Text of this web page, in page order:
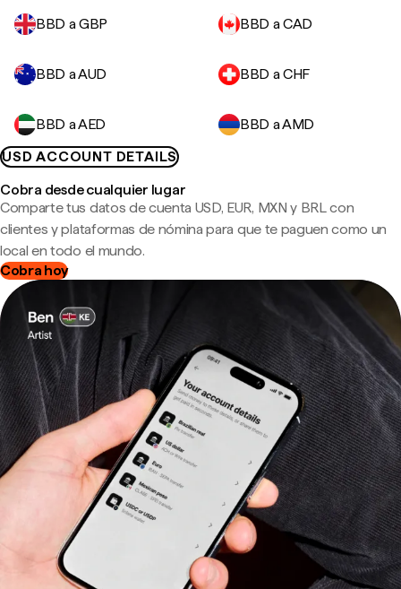
BBD a GBP BBD a CAD
BBD a AUD BBD a CHF
BBD a AED
BBD a AMD
USD ACCOUNT DETAILS
Cobra desde cualquier lugar
Comparte tus datos de cuenta USD, EUR, MXN y BRL con
clientes y plataformas de nómina para que te paguen como un
local en todo el mundo.
Cobra hoy